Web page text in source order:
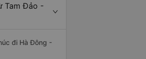
Tam Đảo -
đi Hà Đông -